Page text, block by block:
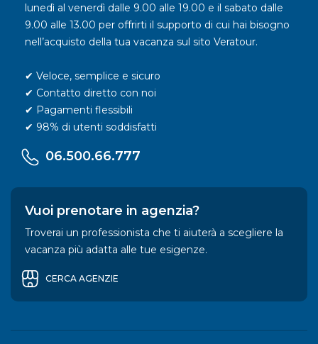
lunedì al venerdì dalle 9.00 alle 19.00 e il sabato dalle
9.00 alle 13.00 per offrirti il supporto di cui hai bisogno
nell’acquisto della tua vacanza sul sito Veratour.
✔ Veloce, semplice e sicuro
✔ Contatto diretto con noi
✔ Pagamenti flessibili
✔ 98% di utenti soddisfatti
06.500.66.777
Vuoi prenotare in agenzia?
Troverai un professionista che ti aiuterà a scegliere la
vacanza più adatta alle tue esigenze.
CERCA AGENZIE